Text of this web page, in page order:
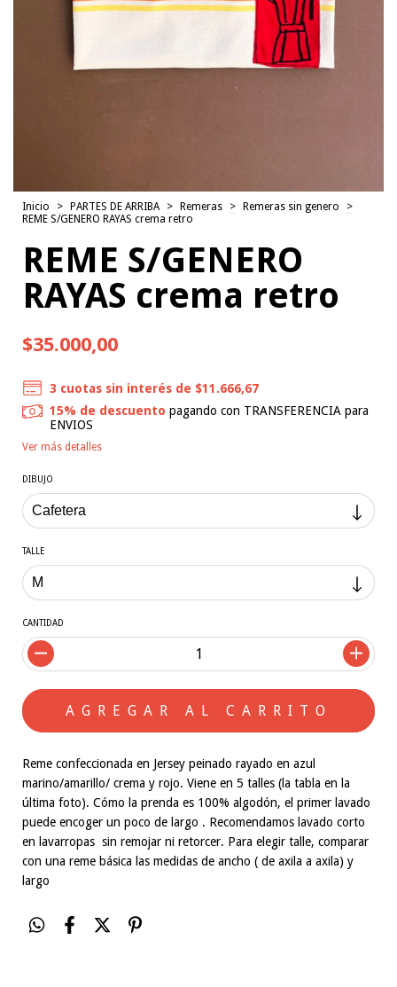
Inicio > PARTES DE ARRIBA > Remeras > Remeras sin genero
>
REME S/GENERO RAYAS crema retro
REME S/GENERO
RAYAS crema retro
$35.000,00
3 cuotas sin interés de $11.666,67
15% de descuento pagando con TRANSFERENCIA para
ENVIOS
Ver más detalles
DIBUJO
TALLE
CANTIDAD
Reme confeccionada en Jersey peinado rayado en azul
marino/amarillo/ crema y rojo. Viene en 5 talles (la tabla en la
última foto). Cómo la prenda es 100% algodón, el primer lavado
puede encoger un poco de largo . Recomendamos lavado corto
en lavarropas sin remojar ni retorcer. Para elegir talle, comparar
con una reme básica las medidas de ancho ( de axila a axila) y
largo